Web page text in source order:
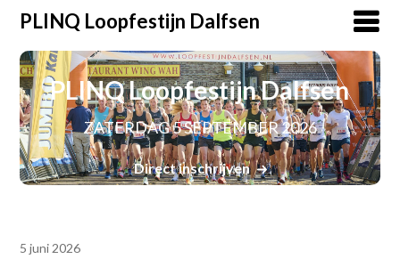
PLINQ Loopfestijn Dalfsen
PLINQ Loopfestijn Dalfsen
ZATERDAG 5 SEPTEMBER 2026
Direct inschrijven
5 juni 2026